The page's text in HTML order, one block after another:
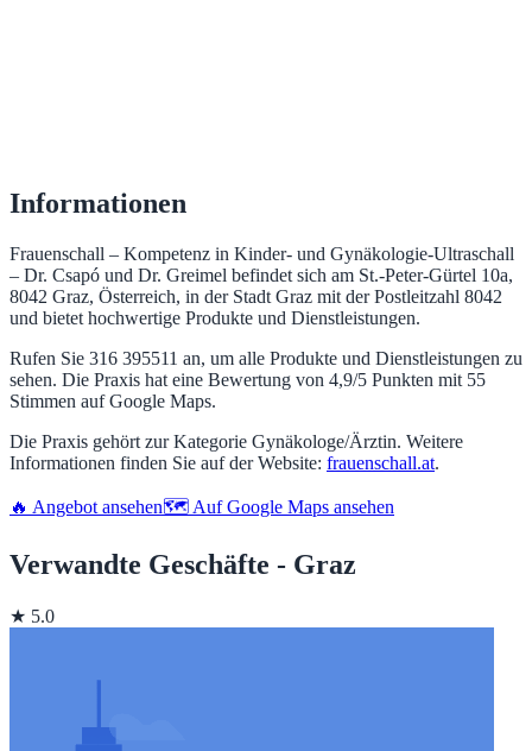
Informationen
Frauenschall – Kompetenz in Kinder- und Gynäkologie-Ultraschall
– Dr. Csapó und Dr. Greimel befindet sich am St.-Peter-Gürtel 10a,
8042 Graz, Österreich, in der Stadt Graz mit der Postleitzahl 8042
und bietet hochwertige Produkte und Dienstleistungen.
Rufen Sie 316 395511 an, um alle Produkte und Dienstleistungen zu
sehen. Die Praxis hat eine Bewertung von 4,9/5 Punkten mit 55
Stimmen auf Google Maps.
Die Praxis gehört zur Kategorie Gynäkologe/Ärztin. Weitere
Informationen finden Sie auf der Website: frauenschall.at.
🔥 Angebot ansehen🗺️ Auf Google Maps ansehen
Verwandte Geschäfte - Graz
★ 5.0